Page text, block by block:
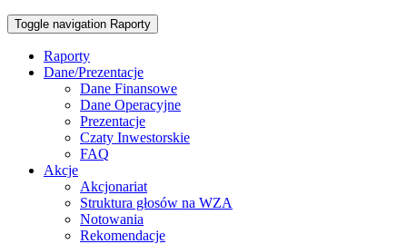
Toggle navigation Raporty
Raporty
Dane/Prezentacje
Dane Finansowe
Dane Operacyjne
Prezentacje
Czaty Inwestorskie
FAQ
Akcje
Akcjonariat
Struktura głosów na WZA
Notowania
Rekomendacje